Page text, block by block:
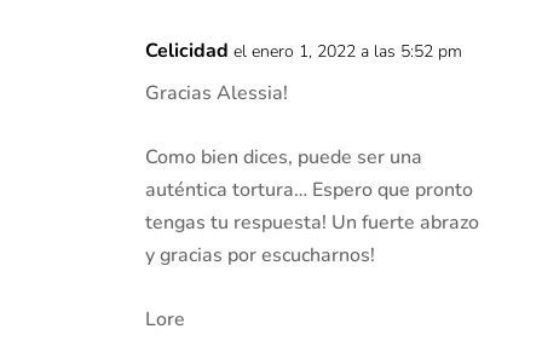
Celicidad el enero 1, 2022 a las 5:52 pm
Gracias Alessia!
Como bien dices, puede ser una
auténtica tortura… Espero que pronto
tengas tu respuesta! Un fuerte abrazo
y gracias por escucharnos!
Lore